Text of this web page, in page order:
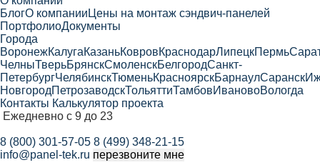
БлогО компании Цены на монтаж сэндвич-панелей
ПортфолиоДокументы
Города
ВоронежКалугаКазаньКовровКраснодарЛипецкПермь
ЧелныТверьБрянскСмоленскБелгородСанкт-
ПетербургЧелябинскТюменьКрасноярскБарнаулСаранск
НовгородПетрозаводскТольяттиТамбовИвановоВологда
Контакты Калькулятор проекта
Ежедневно с 9 до 23
8 (800) 301-57-05 8 (499) 348-21-15
info@panel-tek.ru перезвоните мне